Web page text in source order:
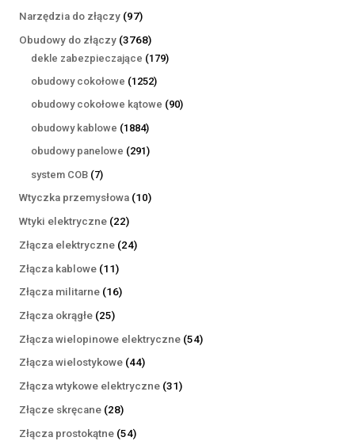
Narzędzia do złączy 9797
produktów
Obudowy do złączy 37683768
produktów
dekle zabezpieczające 179179
obudowy cokołowe 12521252
produkty
obudowy cokołowe kątowe 9090
obudowy kablowe 18841884
produkty
obudowy panelowe 291291
system COB 77
produktów
Wtyczka przemysłowa 1010
Wtyki elektryczne 2222
produkty
Złącza elektryczne 2424
Złącza kablowe 1111
produktów
Złącza militarne 1616
Złącza okrągłe 2525
produktów
Złącza wielopinowe elektryczne 5454
Złącza wielostykowe 4444
produkty
Złącza wtykowe elektryczne 3131
Złącze skręcane 2828
produktów
Złącza prostokątne 5454